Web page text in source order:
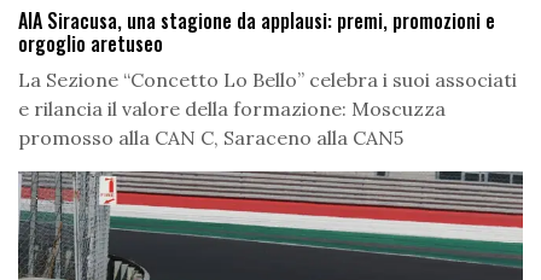
AIA Siracusa, una stagione da applausi: premi, promozioni e
orgoglio aretuseo
La Sezione “Concetto Lo Bello” celebra i suoi associati
e rilancia il valore della formazione: Moscuzza
promosso alla CAN C, Saraceno alla CAN5